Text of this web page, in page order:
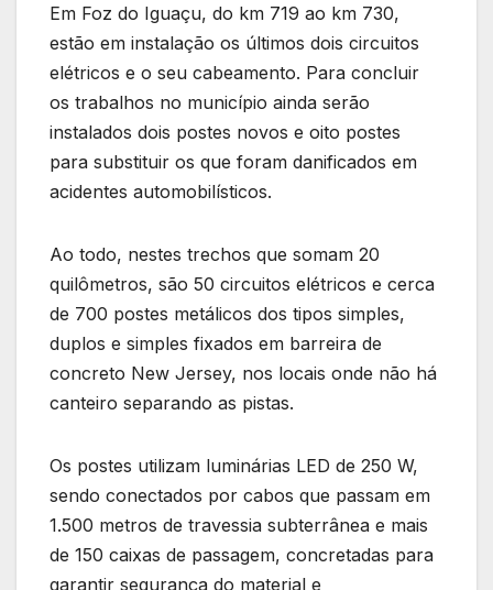
Em Foz do Iguaçu, do km 719 ao km 730,
estão em instalação os últimos dois circuitos
elétricos e o seu cabeamento. Para concluir
os trabalhos no município ainda serão
instalados dois postes novos e oito postes
para substituir os que foram danificados em
acidentes automobilísticos.
Ao todo, nestes trechos que somam 20
quilômetros, são 50 circuitos elétricos e cerca
de 700 postes metálicos dos tipos simples,
duplos e simples fixados em barreira de
concreto New Jersey, nos locais onde não há
canteiro separando as pistas.
Os postes utilizam luminárias LED de 250 W,
sendo conectados por cabos que passam em
1.500 metros de travessia subterrânea e mais
de 150 caixas de passagem, concretadas para
garantir segurança do material e